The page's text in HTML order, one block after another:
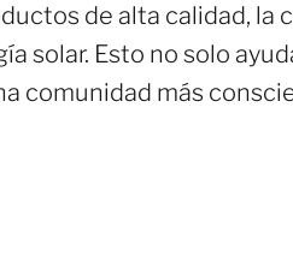
de alta calidad, la
solar. Esto no solo
comunidad más